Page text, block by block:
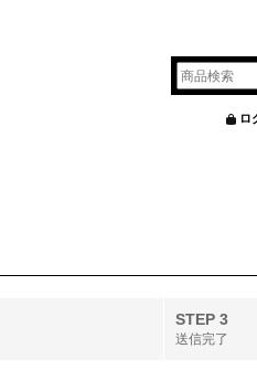
ロ
STEP 3
送信完了